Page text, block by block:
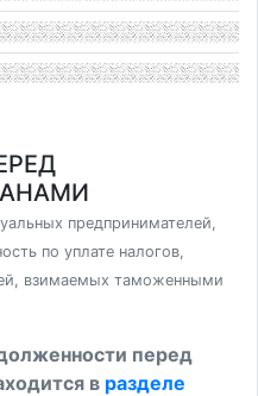
предпринимателей,
по уплате налогов,
взимаемых таможенными
перед
в разделе